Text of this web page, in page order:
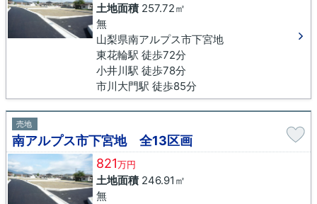
土地面積257.72㎡
無
山梨県南アルプス市下宮地
東花輪駅 徒歩72分
小井川駅 徒歩78分
市川大門駅 徒歩85分
売地
南アルプス市下宮地 全13区画
821万円
土地面積246.91㎡
無